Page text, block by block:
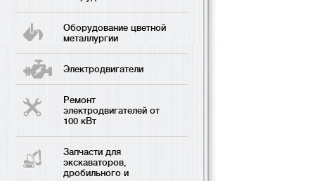
Оборудование цветной
металлургии
Электродвигатели
Ремонт
электродвигателей от
100 кВт
Запчасти для
экскаваторов,
дробильного и